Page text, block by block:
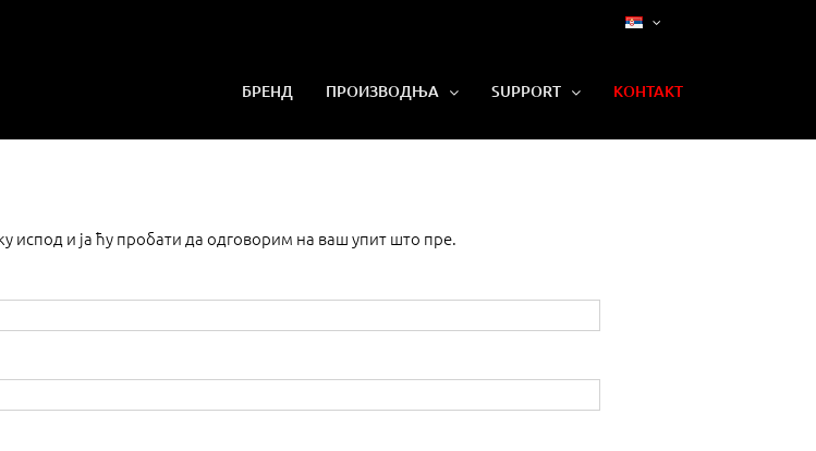
БРЕНД ПРОИЗВОДЊА SUPPORT КОНТАКТ
испод и ја ћу пробати да одговорим на ваш упит што пре.